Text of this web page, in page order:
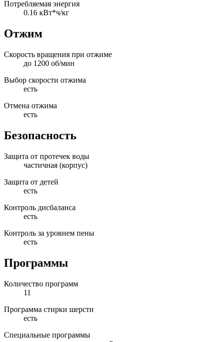
Потребляемая энергия
0.16 кВт*ч/кг
Отжим
Скорость вращения при отжиме
до 1200 об/мин
Выбор скорости отжима
есть
Отмена отжима
есть
Безопасность
Защита от протечек воды
частичная (корпус)
Защита от детей
есть
Контроль дисбаланса
есть
Контроль за уровнем пены
есть
Программы
Количество программ
11
Программа стирки шерсти
есть
Специальные программы